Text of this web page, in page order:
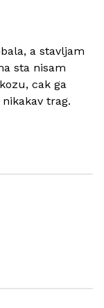
a stavljam
sta nisam
cak ga
trag.